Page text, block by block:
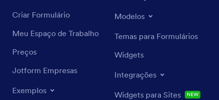
Criar Formulário
Meu Espaço de Trabalho
Preços
Jotform Empresas
Exemplos
Modelos
Temas para Formulários
Widgets
Integrações
Widgets para Sites NEW